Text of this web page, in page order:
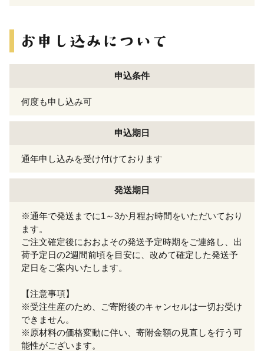
申込条件
何度も申し込み可
申込期日
通年申し込みを受け付けております
発送期日
※通年で発送までに1～3か月程お時間をいただいており
ます。
ご注文確定後におおよその発送予定時期をご連絡し、出
荷予定日の2週間前頃を目安に、改めて確定した発送予
定日をご案内いたします。
【注意事項】
※受注生産のため、ご寄附後のキャンセルは一切お受け
できません。
※原材料の価格変動に伴い、寄附金額の見直しを行う可
能性がございます。